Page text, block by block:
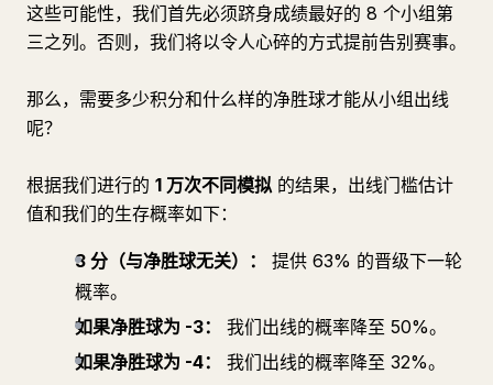
这些可能性，我们首先必须跻身成绩最好的 8 个小组第
三之列。否则，我们将以令人心碎的方式提前告别赛事。
那么，需要多少积分和什么样的净胜球才能从小组出线
呢？
根据我们进行的 1 万次不同模拟 的结果，出线门槛估计
值和我们的生存概率如下：
3 分（与净胜球无关）：
提供 63% 的晋级下一轮
概率。
如果净胜球为 -3：
我们出线的概率降至 50%。
如果净胜球为 -4：
我们出线的概率降至 32%。